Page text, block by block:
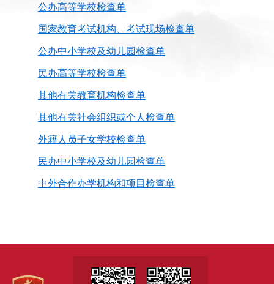
公办高等学校检查单
国家教育考试机构、考试现场检查单
公办中小学校及幼儿园检查单
民办高等学校检查单
其他有关教育机构检查单
其他有关社会组织或个人检查单
外籍人员子女学校检查单
民办中小学校及幼儿园检查单
中外合作办学机构和项目检查单